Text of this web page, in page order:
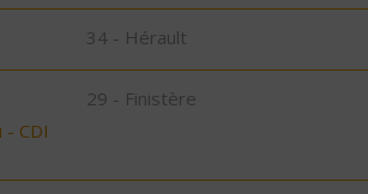
34 - Hérault
CDI
29 - Finistère